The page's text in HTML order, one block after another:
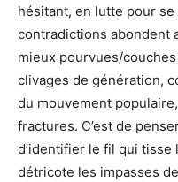
hésitant, en lutte pour
contradictions abondent
mieux pourvues/
clivages de génération,
du mouvement
fractures. C’est de
d’identifier le fil qui
détricote les impasses